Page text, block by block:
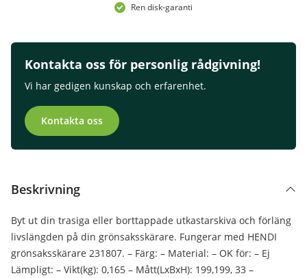
Ren disk-garanti
Kontakta oss för personlig rådgivning!
Vi har gedigen kunskap och erfarenhet.
Kontakta oss
Beskrivning
Byt ut din trasiga eller borttappade utkastarskiva och förläng
livslängden på din grönsaksskärare. Fungerar med HENDI
grönsaksskärare 231807. – Färg: – Material: – OK för: – Ej
Lämpligt: – Vikt(kg): 0,165 – Mått(LxBxH): 199,199, 33 –